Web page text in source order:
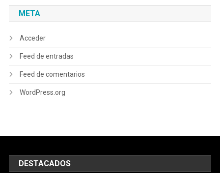
META
Acceder
Feed de entradas
Feed de comentarios
WordPress.org
DESTACADOS